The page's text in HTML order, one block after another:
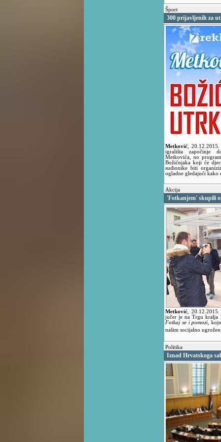
Šport
300 prijavljenih za
Metković
20.12.2015.
igrališta započinje
Metkovića, no
Božićnjaka koji će
sudionike biti
ogladne gledajući kako
Akcija
'Fotkanjem' skupili
Metković
jučer je na Trgu kralja
Fotkaj se i pomozi ,
našim socijalno
Politika
Iznad Hrvatskoga